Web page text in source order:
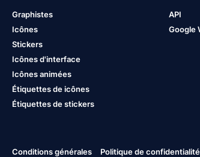
Graphistes
Icônes
Stickers
Icônes d'interface
Icônes animées
Étiquettes de icônes
Étiquettes de stickers
API
Google
Conditions générales Politique de confidentialité